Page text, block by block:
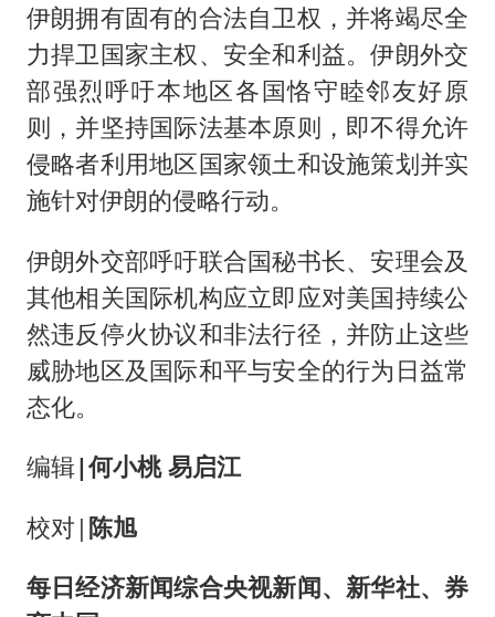
伊朗拥有固有的合法自卫权，并将竭尽全
力捍卫国家主权、安全和利益。伊朗外交
部强烈呼吁本地区各国恪守睦邻友好原
则，并坚持国际法基本原则，即不得允许
侵略者利用地区国家领土和设施策划并实
施针对伊朗的侵略行动。
伊朗外交部呼吁联合国秘书长、安理会及
其他相关国际机构应立即应对美国持续公
然违反停火协议和非法行径，并防止这些
威胁地区及国际和平与安全的行为日益常
态化。
编辑|何小桃 易启江
校对| 陈旭
每日经济新闻综合央视新闻、新华社、券